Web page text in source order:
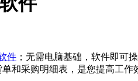
件 ；无需电脑基础，软件即可
和采购明细表，是您提高工